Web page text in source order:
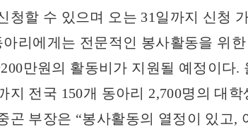
청할 수 있으며 오는 31일까지 신청
리에게는 전문적인 봉사활동을 위
만원의 활동비가 지원될 예정이다.
지 전국 150개 동아리 2,700명의 대
곤 부장은 “봉사활동의 열정이 있고,